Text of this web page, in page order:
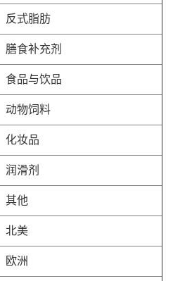
反式脂肪
膳食补充剂
食品与饮品
动物饲料
化妆品
润滑剂
其他
北美
欧洲